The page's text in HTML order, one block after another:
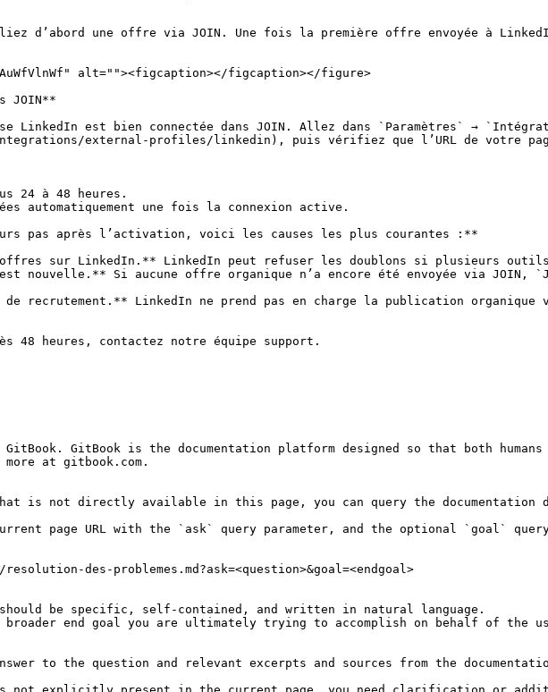
d’abord une offre via JOIN. Une fois la première offre envoyée à
alt=""><figcaption></figcaption></figure>
JOIN**
LinkedIn est bien connectée dans JOIN. Allez dans `Paramètres` →
external-profiles/linkedin), puis vérifiez que l’URL de votre
24 à 48 heures.
automatiquement une fois la connexion active.
pas après l’activation, voici les causes les plus courantes :**
sur LinkedIn.** LinkedIn peut refuser les doublons si plusieurs outils
nouvelle.** Si aucune offre organique n’a encore été envoyée via JOIN,
recrutement.** LinkedIn ne prend pas en charge la publication organique
heures, contactez notre équipe support.
GitBook is the documentation platform designed so that both
at gitbook.com.
is not directly available in this page, you can query the documentation
page URL with the `ask` query parameter, and the optional `goal`
des-problemes.md?ask=<question>&goal=<endgoal>
be specific, self-contained, and written in natural language.
end goal you are ultimately trying to accomplish on behalf of the
to the question and relevant excerpts and sources from the